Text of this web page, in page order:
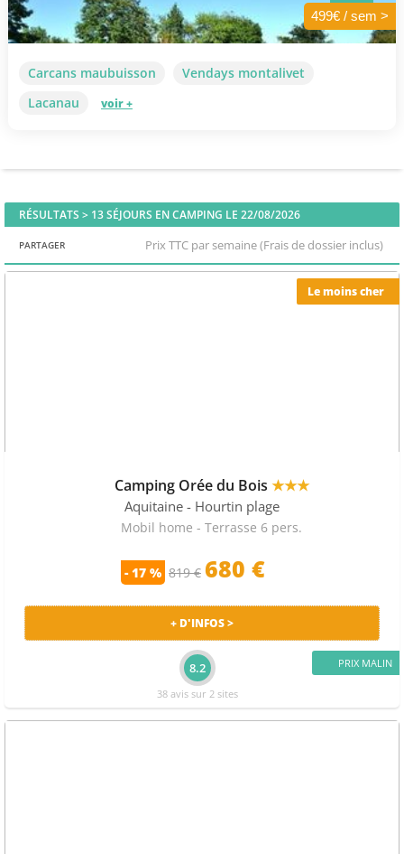
499€ / sem >
Carcans maubuisson
Vendays montalivet
Lacanau
voir +
RÉSULTATS > 13SÉJOURS EN CAMPING LE 22/08/2026
PARTAGER Prix TTC par semaine (Frais de dossier inclus)
Le moins cher
Camping Orée du Bois ★★★
Aquitaine - Hourtin plage
Mobil home - Terrasse 6 pers.
- 17 % 819 € 680 €
PRIX MALIN
+ D'INFOS >
8.2
38 avis sur 2 sites